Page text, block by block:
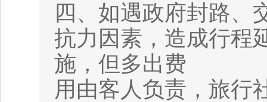
四、如遇政府封路、
抗力因素，造成行程
施，但多出费
用由客人负责，旅行